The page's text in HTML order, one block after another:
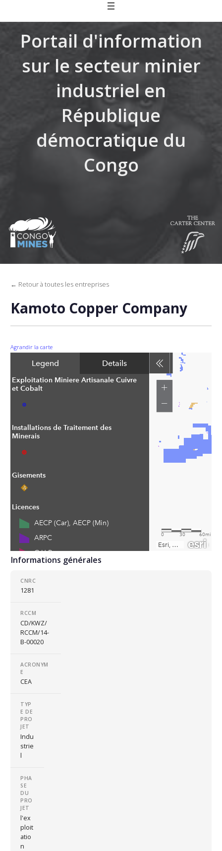
Portail d'information
sur le secteur minier
industriel en
République
démocratique du
Congo
← Retour à toutes les entreprises
Kamoto Copper Company
Agrandir la carte
Informations générales
CNRC
1281
RCCM
CD/KWZ/
RCCM/14-
B-00020
ACRONYM
E
CEA
TYP
E DE
PRO
JET
Indu
strie
l
PHA
SE
DU
PRO
JET
l'ex
ploit
atio
n